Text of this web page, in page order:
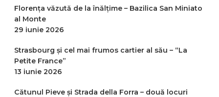
Florența văzută de la înălțime – Bazilica San Miniato
al Monte
29 iunie 2026
Strasbourg și cel mai frumos cartier al său – “La
Petite France”
13 iunie 2026
Cătunul Pieve și Strada della Forra – două locuri